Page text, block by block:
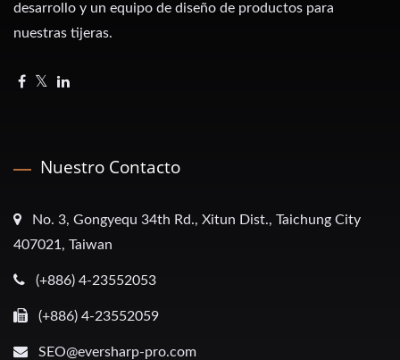
desarrollo y un equipo de diseño de productos para
nuestras tijeras.
Nuestro Contacto
No. 3, Gongyequ 34th Rd., Xitun Dist., Taichung City
407021, Taiwan
(+886) 4-23552053
(+886) 4-23552059
SEO@eversharp-pro.com